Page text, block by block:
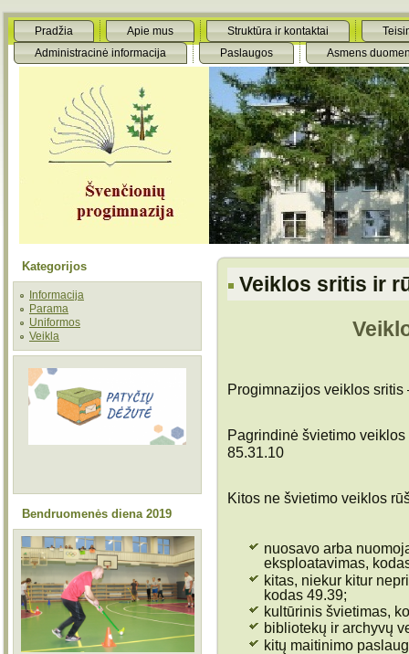
Pradžia Apie mus Struktūra ir kontaktai
Administracinė informacija
Paslaugos Asmens
Kategorijos
Informacija
Parama
Uniformos
Veikla
Bendruomenės diena 2019
Veiklos sritis ir
Progimnazijos veiklos sritis
Pagrindinė švietimo
85.31.10
Kitos ne švietimo veiklos
nuosavo arba
eksploatavimas,
kitas, niekur kitur
kodas 49.39;
kultūrinis švietimas,
bibliotekų ir archyvų
kitų maitinimo